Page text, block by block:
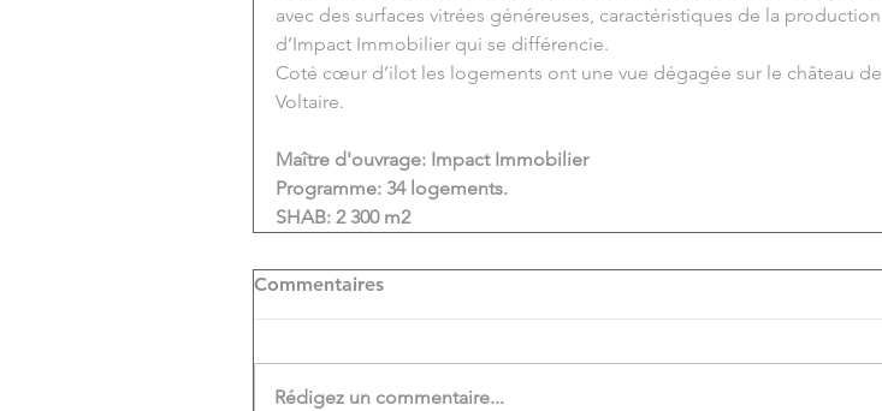
avec des surfaces vitrées généreuses, caractéristiques de la production
d’Impact Immobilier qui se différencie.
Coté cœur d’ilot les logements ont une vue dégagée sur le château de
Voltaire.
Maître d'ouvrage: Impact Immobilier
Programme: 34 logements.
SHAB: 2 300 m2
Commentaires
Rédigez un commentaire...